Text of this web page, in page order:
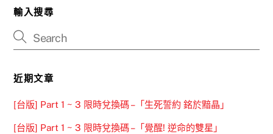
輸入搜尋
近期文章
[台版] Part 1 ~ 3 限時兌換碼 –「生死誓約 銘於黯晶」
[台版] Part 1 ~ 3 限時兌換碼 –「覺醒! 逆命的雙星」